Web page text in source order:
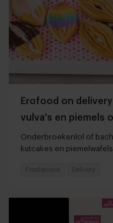
Erofood on
vulva's en piemels
Onderbroekenlol of
kutcakes en piemelwafels
Foodservice Delivery